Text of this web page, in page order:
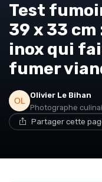
Test
39 x 33 cm
inox qui
fumer
Olivier Le Bihan
Photographe
Partager cette